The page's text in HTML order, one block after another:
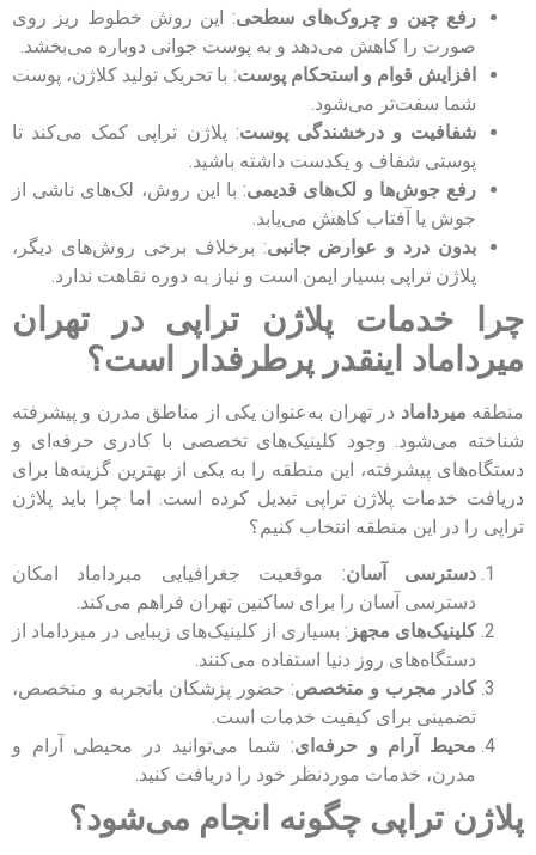
رفع چین و چروک‌های سطحی: این روش خطوط ریز روی
صورت را کاهش می‌دهد و به پوست جوانی دوباره می‌بخشد.
افزایش قوام و استحکام پوست: با تحریک تولید کلاژن، پوست
شما سفت‌تر می‌شود.
شفافیت و درخشندگی پوست: پلاژن تراپی کمک می‌کند تا
پوستی شفاف و یکدست داشته باشید.
رفع جوش‌ها و لک‌های قدیمی: با این روش، لک‌های ناشی از
جوش یا آفتاب کاهش می‌یابد.
بدون درد و عوارض جانبی: برخلاف برخی روش‌های دیگر،
پلاژن تراپی بسیار ایمن است و نیاز به دوره نقاهت ندارد.
چرا خدمات پلاژن تراپی در تهران
میرداماد اینقدر پرطرفدار است؟
منطقه میرداماد در تهران به‌عنوان یکی از مناطق مدرن و پیشرفته
شناخته می‌شود. وجود کلینیک‌های تخصصی با کادری حرفه‌ای و
دستگاه‌های پیشرفته، این منطقه را به یکی از بهترین گزینه‌ها برای
دریافت خدمات پلاژن تراپی تبدیل کرده است. اما چرا باید پلاژن
تراپی را در این منطقه انتخاب کنیم؟
دسترسی آسان: موقعیت جغرافیایی میرداماد امکان
دسترسی آسان را برای ساکنین تهران فراهم می‌کند.
کلینیک‌های مجهز : بسیاری از کلینیک‌های زیبایی در میرداماد از
دستگاه‌های روز دنیا استفاده می‌کنند.
کادر مجرب و متخصص: حضور پزشکان باتجربه و متخصص،
تضمینی برای کیفیت خدمات است.
محیط آرام و حرفه‌ای: شما می‌توانید در محیطی آرام و
مدرن، خدمات موردنظر خود را دریافت کنید.
پلاژن تراپی چگونه انجام می‌شود؟